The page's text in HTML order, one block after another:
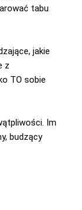
tabu
jakie
z
TO sobie
Im
budzący